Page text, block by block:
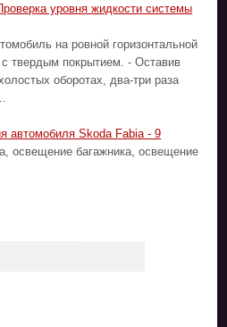
уровня жидкости системы
на ровной горизонтальной
твердым покрытием. - Оставив
оборотах, два-три раза
автомобиля Skoda Fabia - 9
освещение багажника, освещение